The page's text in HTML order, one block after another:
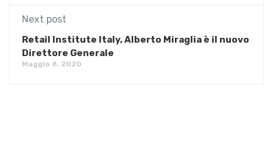
Next post
Retail Institute Italy, Alberto Miraglia è il nuovo
Direttore Generale
Maggio 8, 2020